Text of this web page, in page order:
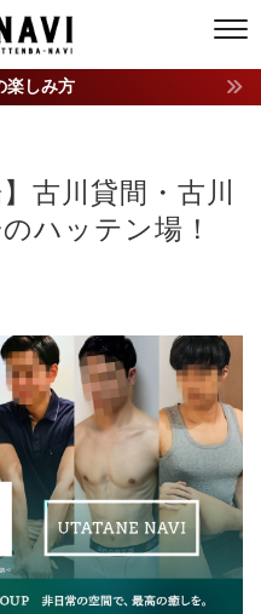
楽しみ方
古川貸間・古川
ハッテン場！